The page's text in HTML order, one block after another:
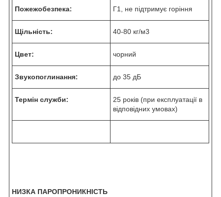
Пожежобезпека: Г1, не підтримує горіння
Щільність: 40-80 кг/м3
Цвет: чорний
Звукопоглинання: до 35 дБ
Термін служби:
25 років (при експлуатації в
відповідних умовах)
НИЗКА ПАРОПРОНИКНІСТЬ